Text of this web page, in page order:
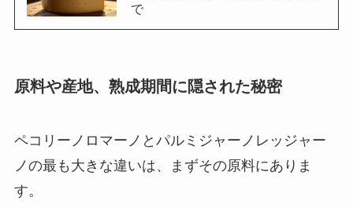
で
原料や産地、熟成期間に隠された秘密
ペコリーノロマーノとパルミジャーノレッジャー
ノの最も大きな違いは、まずその原料にありま
す。